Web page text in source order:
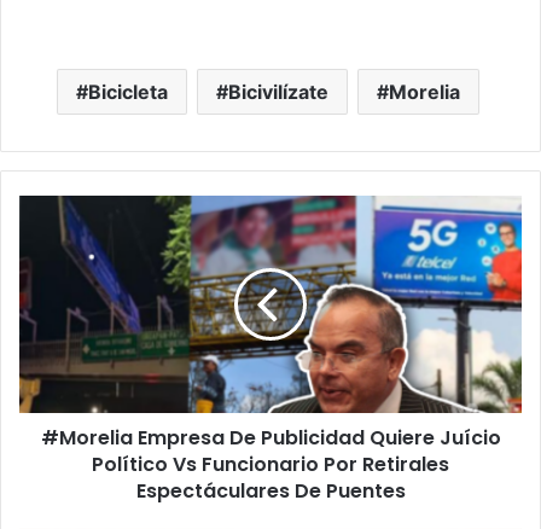
Bicicleta Bicivilízate Morelia
#Morelia
Empresa
De
Publicidad
Quiere
Político
Vs
Funcionario
Por#Morelia Empresa De Publicidad Quiere Juício
Político Vs Funcionario Por Retirales
Espectáculares De Puentes